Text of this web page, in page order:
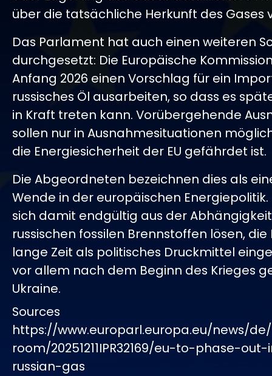
über die tatsächliche Herkunft des Gases
Das Parlament hat auch einen weiteren
durchgesetzt: Die Europäische
Anfang 2026 einen Vorschlag für ein
russisches Öl ausarbeiten, so dass es
in Kraft treten kann. Vorübergehende
sollen nur in Ausnahmesituationen
die Energiesicherheit der EU gefährdet ist.
Die Abgeordneten bezeichnen dies als
Wende in der europäischen Energiepolitik.
sich damit endgültig aus der
russischen fossilen Brennstoffen lösen, die
lange Zeit als politisches Druckmittel
vor allem nach dem Beginn des Krieges
Ukraine.
Sources
https://www.europarl.europa.eu/news/
room/20251211IPR32169/eu-to-phase-
russian-gas